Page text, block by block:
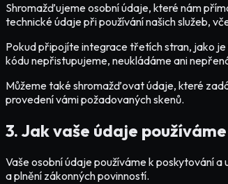
Shromažďujeme osobní údaje, které nám
technické údaje při používání našich služeb,
Pokud připojíte integrace třetích stran, jako
kódu nepřistupujeme, neukládáme ani
Můžeme také shromažďovat údaje, které
provedení vámi požadovaných skenů.
3. Jak vaše údaje používáme
Vaše osobní údaje používáme k poskytování
a plnění zákonných povinností.